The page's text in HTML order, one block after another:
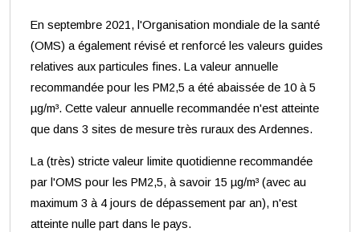
En septembre 2021, l'Organisation mondiale de la santé
(OMS) a également révisé et renforcé les valeurs guides
relatives aux particules fines. La valeur annuelle
recommandée pour les PM2,5 a été abaissée de 10 à 5
µg/m³. Cette valeur annuelle recommandée n'est atteinte
que dans 3 sites de mesure très ruraux des Ardennes.
La (très) stricte valeur limite quotidienne recommandée
par l'OMS pour les PM2,5, à savoir 15 µg/m³ (avec au
maximum 3 à 4 jours de dépassement par an), n'est
atteinte nulle part dans le pays.